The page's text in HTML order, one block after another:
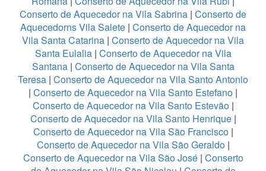
Conserto de Aquecedor na Vila Sabrina | Conserto de
Aquecedorns Vila Salete | Conserto de Aquecedor na
Vila Santa Catarina | Conserto de Aquecedor na Vila
Santa Eulalia| Conserto de Aquecedor na Vila
Santana| Conserto de Aquecedor na Vila Santa
Teresa | Conserto de Aquecedor na Vila Santo Antonio
| Conserto de Aquecedor na Vila Santo Estefano |
Conserto de Aquecedor na Vila Santo Estevão|
Conserto de Aquecedor na Vila Santo Henrique|
Conserto de Aquecedor na Vila São Francisco|
Conserto de Aquecedor na Vila São Geraldo|
Conserto de Aquecedor na Vila São José| Conserto